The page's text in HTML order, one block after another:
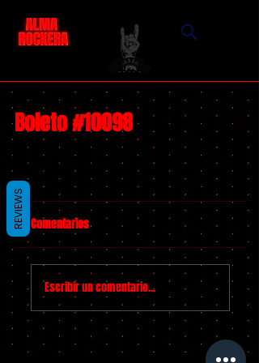
Boleto #10098
Comentarios
Escribir un comentario...
REVIEWS